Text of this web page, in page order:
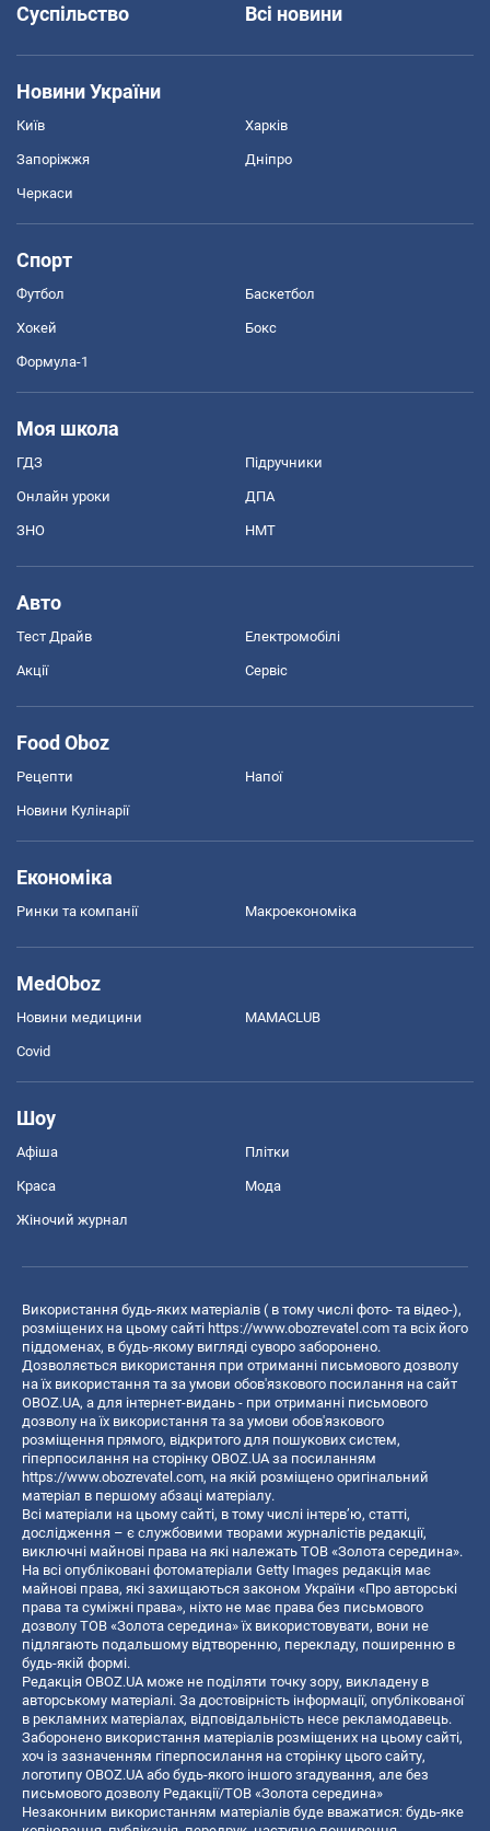
Суспільство
Всі новини
Новини України
Київ Харків
Запоріжжя Дніпро
Черкаси
Спорт
Футбол Баскетбол
Хокей Бокс
Формула-1
Моя школа
ГДЗ Підручники
Онлайн уроки ДПА
ЗНО НМТ
Авто
Тест Драйв Електромобілі
Акції Сервіс
Food Oboz
Рецепти Напої
Новини Кулінарії
Економіка
Ринки та компанії Макроекономіка
MedOboz
Новини медицини MAMACLUB
Covid
Шоу
Афіша Плітки
Краса Мода
Жіночий журнал
Використання будь-яких матеріалів ( в тому числі фото- та відео-),
розміщених на цьому сайті https://www.obozrevatel.com та всіх його
піддоменах, в будь-якому вигляді суворо заборонено.
Дозволяється використання при отриманні письмового дозволу
на їх використання та за умови обов'язкового посилання на сайт
OBOZ.UA, а для інтернет-видань - при отриманні письмового
дозволу на їх використання та за умови обов'язкового
розміщення прямого, відкритого для пошукових систем,
гіперпосилання на сторінку OBOZ.UA за посиланням
https://www.obozrevatel.com, на якій розміщено оригінальний
матеріал в першому абзаці матеріалу.
Всі матеріали на цьому сайті, в тому числі інтерв’ю, статті,
дослідження – є службовими творами журналістів редакції,
виключні майнові права на які належать ТОВ «Золота середина».
На всі опубліковані фотоматеріали Getty Images редакція має
майнові права, які захищаються законом України «Про авторські
права та суміжні права», ніхто не має права без письмового
дозволу ТОВ «Золота середина» їх використовувати, вони не
підлягають подальшому відтворенню, перекладу, поширенню в
будь-якій формі.
Редакція OBOZ.UA може не поділяти точку зору, викладену в
авторському матеріалі. За достовірність інформації, опублікованої
в рекламних матеріалах, відповідальність несе рекламодавець.
Заборонено використання матеріалів розміщених на цьому сайті,
хоч із зазначенням гіперпосилання на сторінку цього сайту,
логотипу OBOZ.UA або будь-якого іншого згадування, але без
письмового дозволу Редакції/ТОВ «Золота середина»
Незаконним використанням матеріалів буде вважатися: будь-яке